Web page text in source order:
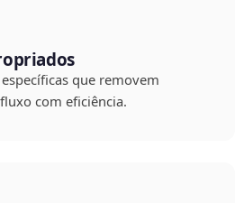
que removem
com eficiência.